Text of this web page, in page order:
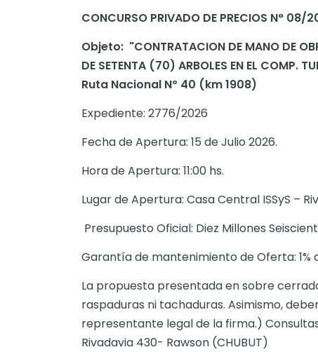
CONCURSO PRIVADO DE PRECIOS N° 08/
Objeto: "CONTRATACION DE MANO DE
DE SETENTA (70) ARBOLES EN EL COMP.
Ruta Nacional Nº 40 (km 1908)
Expediente: 2776/2026
Fecha de Apertura: 15 de Julio 2026.
Hora de Apertura: 11:00 hs.
Lugar de Apertura: Casa Central ISSyS –
Presupuesto Oficial: Diez Millones
Garantía de mantenimiento de Oferta: 1%
La propuesta presentada en sobre
raspaduras ni tachaduras. Asimismo,
representante legal de la firma.)
Rivadavia 430- Rawson (CHUBUT)